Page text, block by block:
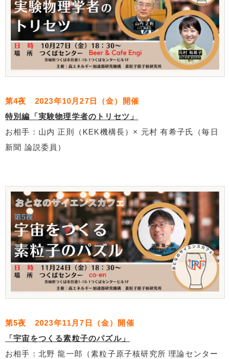
第4夜 2023年10月27日（金）開催
特別編「実験物理学者のトリセツ」
お相手：山内 正則（KEK機構長）× 元村 有希子氏（毎日
新聞 論説委員）
第5夜 2023年11月7日（金）開催
「宇宙をつくる素粒子のパズル」
お相手：北野 龍一郎（素粒子原子核研究所 理論センター